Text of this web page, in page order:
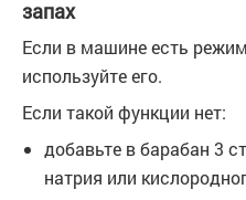
запах
Если в машине есть
используйте его.
Если такой функции нет:
добавьте в барабан 3
натрия или